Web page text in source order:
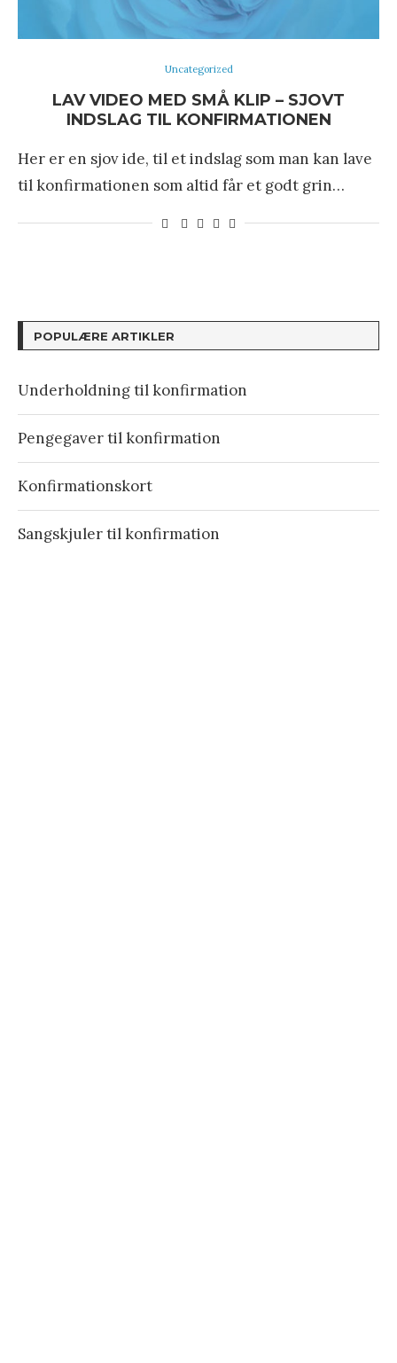
Uncategorized
LAV VIDEO MED SMÅ KLIP – SJOVT
INDSLAG TIL KONFIRMATIONEN
Her er en sjov ide, til et indslag som man kan lave
til konfirmationen som altid får et godt grin…
POPULÆRE ARTIKLER
Underholdning til konfirmation
Pengegaver til konfirmation
Konfirmationskort
Sangskjuler til konfirmation